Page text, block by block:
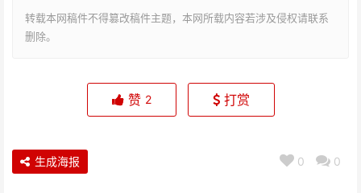
转载本网稿件不得篡改稿件主题，本网所载内容若涉及侵权请联系
删除。
赞 2 打赏
0 0
生成海报